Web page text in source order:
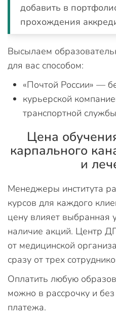
добавить в
прохождения
Высылаем
для вас способом:
«Почтой России» —
курьерской
транспортной
Цена
карпального
и
Менеджеры института
курсов для каждого
цену влияет выбранная
наличие акций. Центр
от медицинской
сразу от трех
Оплатить любую
можно в рассрочку и
платежа.